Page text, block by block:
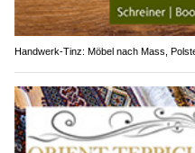
Handwerk-Tinz: Möbel nach Mass,